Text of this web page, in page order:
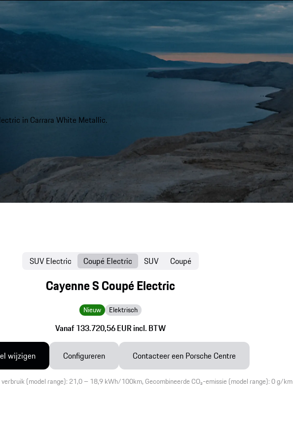
Cayenne S Coupé Electric
Nieuw Elektrisch
Vanaf 133.720,56 EUR incl. BTW
SUV Electric Coupé Electric SUV Coupé
wijzigen Configureren Contacteer een Porsche Centre
(model range): 21,0 – 18,9 kWh/100km, Gecombineerde CO₂-emissie (model range): 0 g/km